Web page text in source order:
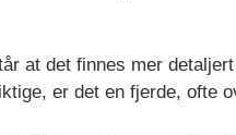
at det finnes mer
er det en fjerde, ofte